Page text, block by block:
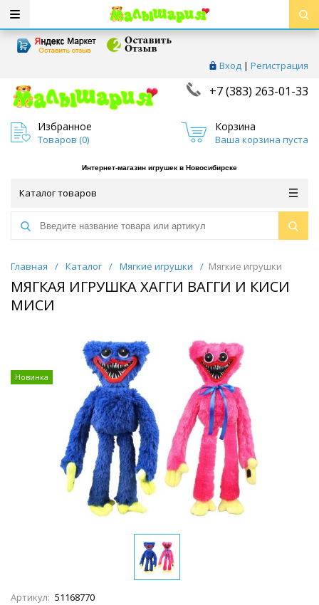
Вход | Регистрация
+7 (383) 263-01-33
Избранное
Товаров (0)
Корзина
Ваша корзина пуста
Интернет-магазин игрушек в Новосибирске
Каталог товаров
Главная / Каталог / Мягкие игрушки / Мягкие игрушки
МЯГКАЯ ИГРУШКА ХАГГИ ВАГГИ И КИСИ
МИСИ
Новинка
Артикул: 51168770